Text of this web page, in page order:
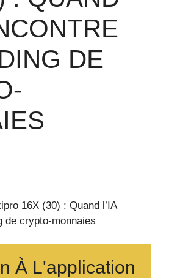
DE
16X (30) : Quand l’IA
de crypto-monnaies
À L'application